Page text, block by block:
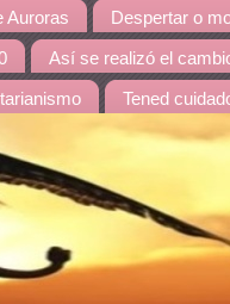
Auroras Despertar o
Así se realizó el
Tened